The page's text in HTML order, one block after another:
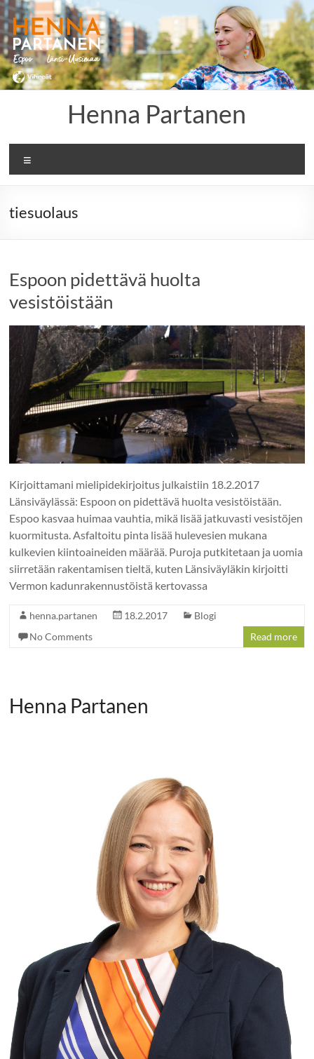
Skip
to
content
Henna Partanen
tiesuolaus
Espoon pidettävä huolta
vesistöistään
Kirjoittamani mielipidekirjoitus julkaistiin 18.2.2017
Länsiväylässä: Espoon on pidettävä huolta vesistöistään.
Espoo kasvaa huimaa vauhtia, mikä lisää jatkuvasti vesistöjen
kuormitusta. Asfaltoitu pinta lisää hulevesien mukana
kulkevien kiintoaineiden määrää. Puroja putkitetaan ja uomia
siirretään rakentamisen tieltä, kuten Länsiväyläkin kirjoitti
Vermon kadunrakennustöistä kertovassa
henna.partanen 18.2.2017
Blogi
No Comments
Read more
Henna Partanen